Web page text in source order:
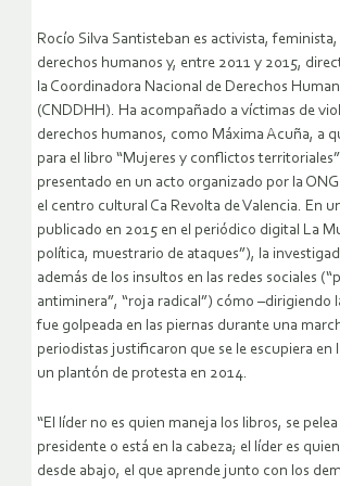
Rocío Silva Santisteban es activista,
derechos humanos y, entre 2011 y 2015,
la Coordinadora Nacional de Derechos
(CNDDHH). Ha acompañado a víctimas de
derechos humanos, como Máxima Acuña, a
para el libro “Mujeres y conflictos
presentado en un acto organizado por la
el centro cultural Ca Revolta de Valencia. En
publicado en 2015 en el periódico digital La
política, muestrario de ataques”), la
además de los insultos en las redes sociales
antiminera”, “roja radical”) cómo –dirigiendo
fue golpeada en las piernas durante una
periodistas justificaron que se le escupiera en
un plantón de protesta en 2014.
“El líder no es quien maneja los libros, se
presidente o está en la cabeza; el líder es
desde abajo, el que aprende junto con los